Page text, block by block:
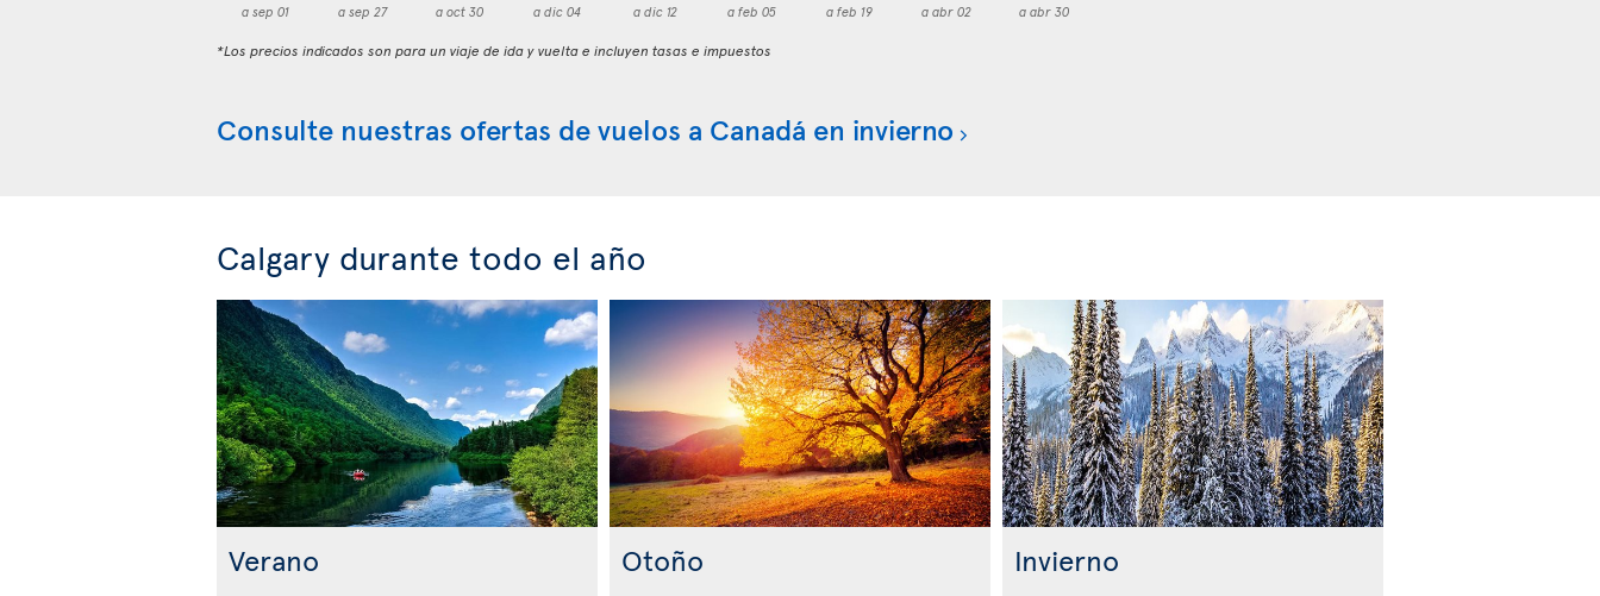
a sep 01
a sep 27
a oct 30
a dic 04
a dic 12
a feb 05
a feb 19
a abr 02
a abr 30
*Los precios indicados son para un viaje de ida y vuelta e incluyen tasas e impuestos
Consulte nuestras ofertas de vuelos a Canadá en invierno
Calgary durante todo el año
Verano Otoño Invierno